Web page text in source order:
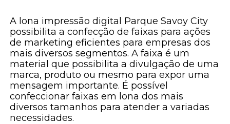
A lona impressão digital Parque Savoy City
possibilita a confecção de faixas para ações
de marketing eficientes para empresas dos
mais diversos segmentos. A faixa é um
material que possibilita a divulgação de uma
marca, produto ou mesmo para expor uma
mensagem importante. É possível
confeccionar faixas em lona dos mais
diversos tamanhos para atender a variadas
necessidades.